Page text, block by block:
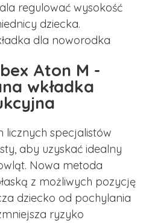
regulować wysokość
dziecka.
Aton M -
wkładka
licznych specjalistów
aby uzyskać idealny
Nowa metoda
z możliwych pozycję
dziecko od pochylania
ryzyko